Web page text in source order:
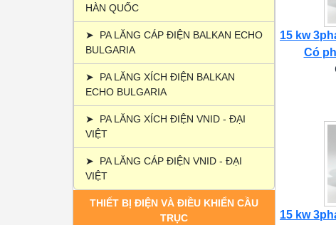
HÀN QUỐC
➤
PA LĂNG CÁP ĐIỆN BALKAN ECHO
BULGARIA
➤
PA LĂNG XÍCH ĐIỆN BALKAN
ECHO BULGARIA
➤
PA LĂNG XÍCH ĐIỆN VNID - ĐẠI
VIỆT
➤
PA LĂNG CÁP ĐIỆN VNID - ĐẠI
VIỆT
THIẾT BỊ ĐIỆN VÀ ĐIỀU KHIỂN CẦU
TRỤC
15 kw
Có
15 kw